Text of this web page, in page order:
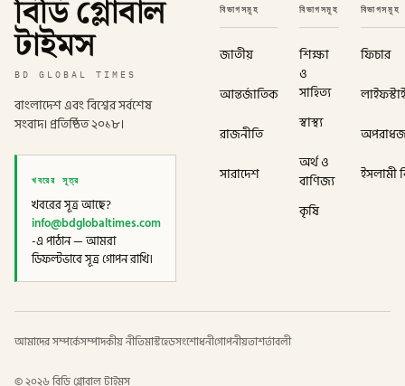
বিডি গ্লোবাল
টাইমস
BD GLOBAL TIMES
বাংলাদেশ এবং বিশ্বের সর্বশেষ
সংবাদ। প্রতিষ্ঠিত ২০১৮।
খবরের সূত্র
খবরের সূত্র আছে?
info@bdglobaltimes.com
-এ পাঠান — আমরা
ডিফল্টভাবে সূত্র গোপন রাখি।
বিভাগসমূহ
জাতীয়
আন্তর্জাতিক
রাজনীতি
সারাদেশ
বিভাগসমূহ
শিক্ষা
ও
সাহিত্য
স্বাস্থ্য
অর্থ ও
বাণিজ্য
কৃষি
বিভাগসমূহ
ফিচার
ইসলামী
আমাদের সম্পর্কেসম্পাদকীয় নীতিমাস্টহেডসংশোধনীগোপনীয়তাশর্তাবলী
©২০২৬ বিডি গ্লোবাল টাইমস